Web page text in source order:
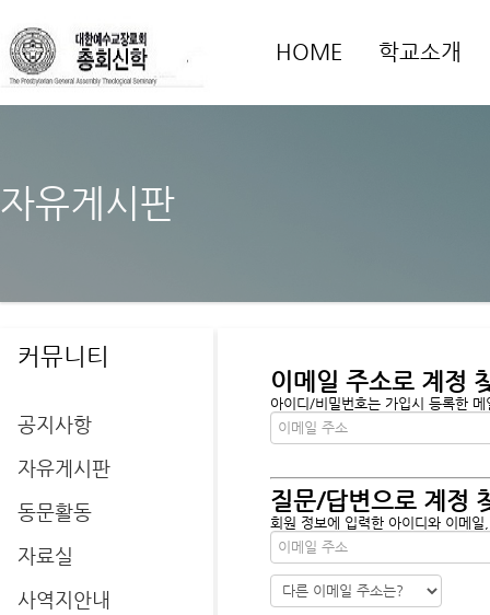
HOME 학교소개
자유게시판
커뮤니티
공지사항
자유게시판
동문활동
자료실
사역지안내
이메일 주소로 계정
아이디/비밀번호는 가입시 등록한
질문/답변으로 계정
회원 정보에 입력한 아이디와 이메